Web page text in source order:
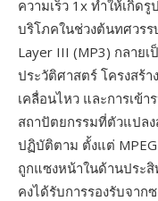
ความเร็ว 1x ทำให้เกิด
บริโภคในช่วงต้นทศวรร
Layer III (MP3) กลาย
ประวัติศาสตร์ โครงสร้
เคลื่อนไหว และการเข้
สถาปัตยกรรมที่ตัวแปล
ปฏิบัติตาม ตั้งแต่
ถูกแซงหน้าในด้านประ
คงได้รับการรองรับจา